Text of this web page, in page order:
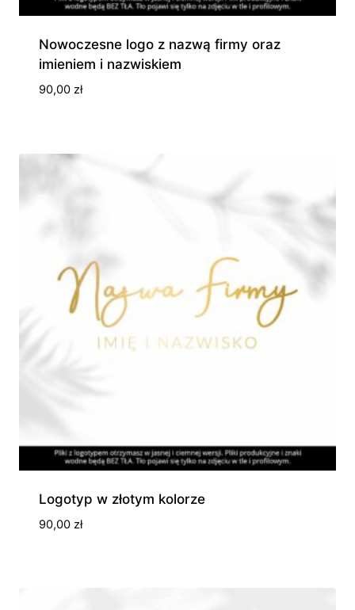
Nowoczesne logo z nazwą firmy oraz
imieniem i nazwiskiem
90,00 zł
Logotyp w złotym kolorze
90,00 zł